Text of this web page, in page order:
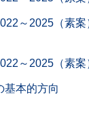
～2025（素
～2025（素案
基本的方向